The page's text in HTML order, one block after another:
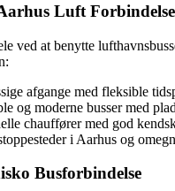
Luft
ved at benytte
afgange med fleksible
og moderne busser med
chauffører med god
i Aarhus og omegn
Busforbindelse